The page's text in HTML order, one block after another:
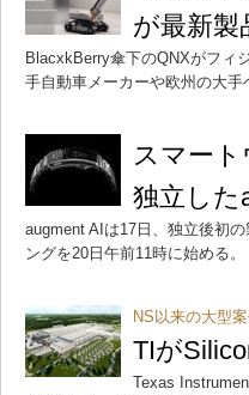
が最新製
BlacxkBerry傘下のQNXがフィ
手自動車メーカーや欧州の大
スマー
独立した
augment AIは17日、独立後初
ングを20日午前11時に始める。
NS以来の大型案
TIが
Texas